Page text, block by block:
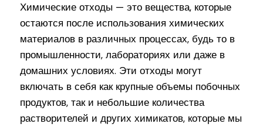
Химические отходы — это вещества, которые
остаются после использования химических
материалов в различных процессах, будь то в
промышленности, лабораториях или даже в
домашних условиях. Эти отходы могут
включать в себя как крупные объемы побочных
продуктов, так и небольшие количества
растворителей и других химикатов, которые мы